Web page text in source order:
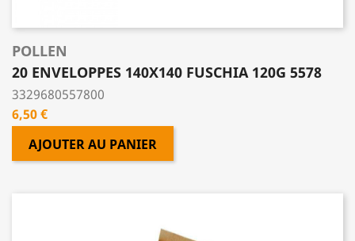
POLLEN
20 ENVELOPPES 140X140 FUSCHIA 120G 5578
3329680557800
Prix
6,50 €
AJOUTER AU PANIER